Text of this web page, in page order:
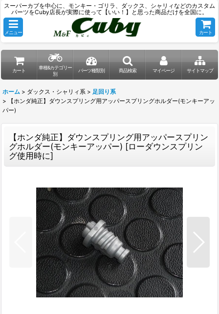
スーパーカブを中心に、モンキー・ゴリラ、ダックス、シャリィなどのカスタム
パーツをCuby店長が実際に使って【いい！】と思った商品だけを全国に。
メニュー カート
カート
車種&カテゴリー
別
パーツ種類別 商品検索 マイページ サイトマップ
ホーム > ダックス・シャリィ系 > 足回り系
>
【ホンダ純正】ダウンスプリング用アッパースプリングホルダー(モンキーアッ
パー)
【ホンダ純正】ダウンスプリング用アッパースプリン
グホルダー(モンキーアッパー) [ローダウンスプリン
グ使用時に]